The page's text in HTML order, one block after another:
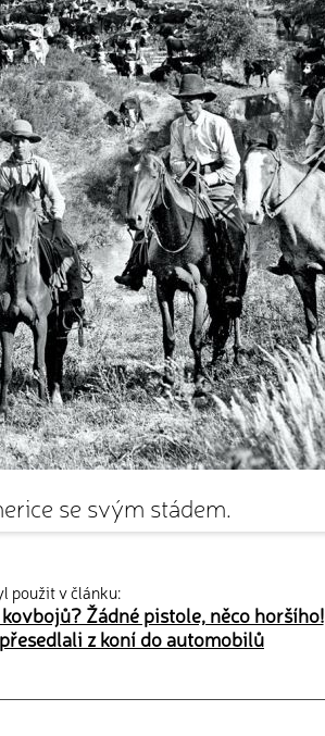
se svým stádem.
použit v článku:
Žádné pistole, něco horšího!
z koní do automobilů